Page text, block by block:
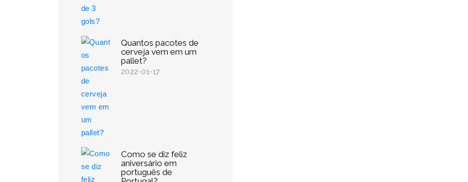
Quantos pacotes de
cerveja vem em um
pallet?
2022-01-17
Como se diz feliz
aniversário em
português de